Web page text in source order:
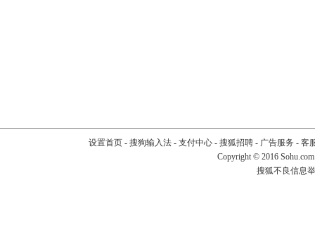
设置首页- 搜狗输入法- 支付中心- 搜狐招聘- 广告服务 - 客
Copyright © 2016
搜狐不良信息